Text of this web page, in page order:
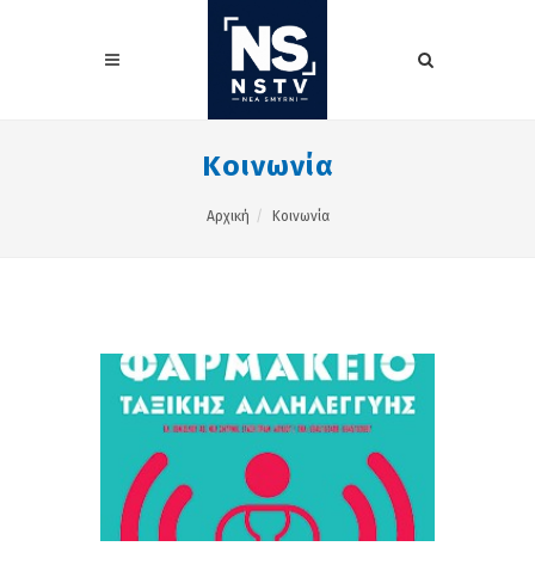
Κοινωνία
Αρχική Κοινωνία